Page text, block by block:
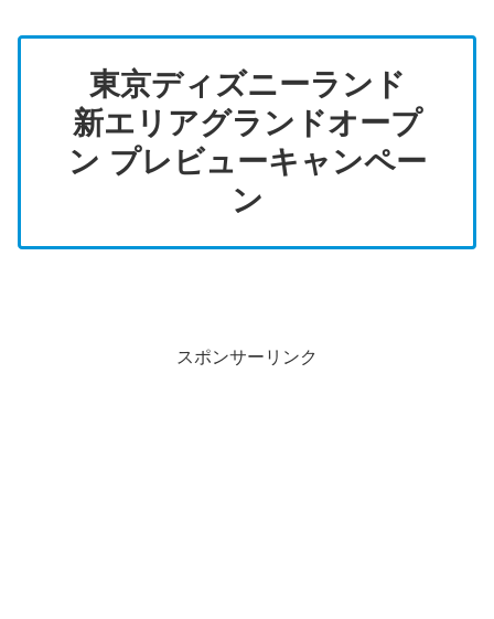
東京ディズニーランド
新エリアグランドオープ
ン プレビューキャンペー
ン
スポンサーリンク